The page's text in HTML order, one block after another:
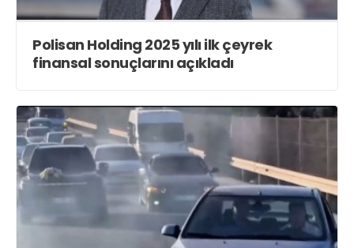
Polisan Holding 2025 yılı ilk çeyrek
finansal sonuçlarını açıkladı